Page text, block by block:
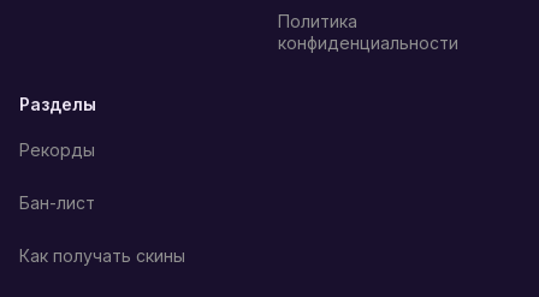
Политика
конфиденциальности
Разделы
Рекорды
Бан-лист
Как получать скины